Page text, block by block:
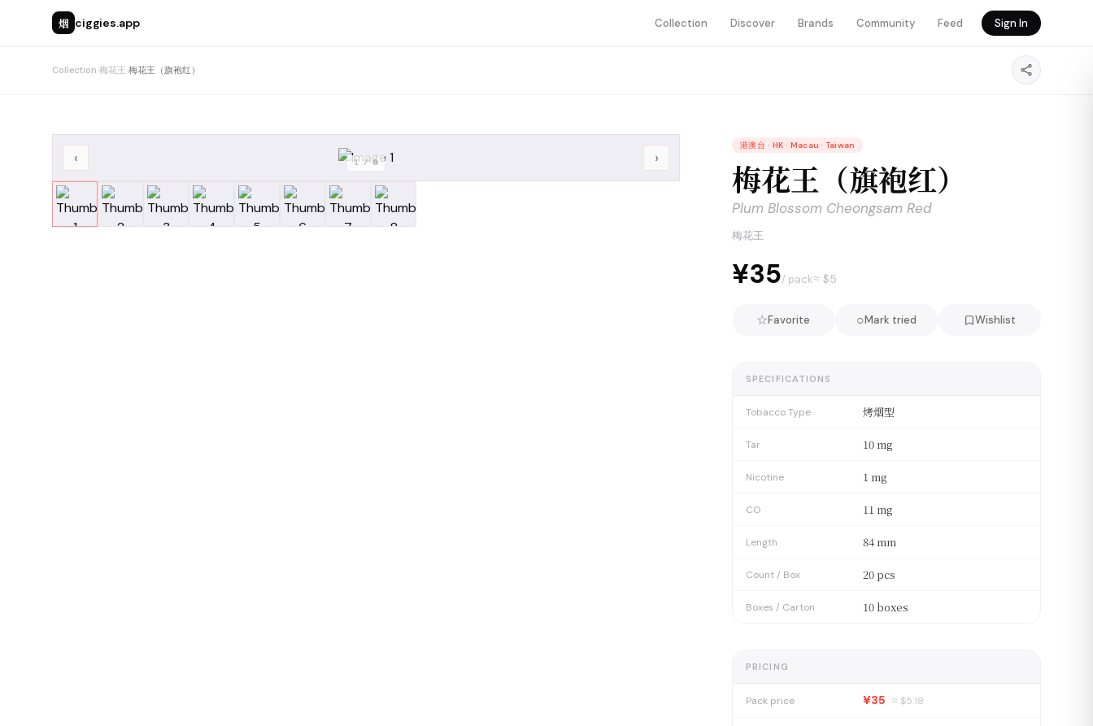
烟 ciggies.app Collection Discover Brands Community Feed Sign In
Collection›梅花王›梅花王（旗袍红）
‹ ›
1/8
港澳台 · HK · Macau · Taiwan
梅花王（旗袍红）
Plum Blossom Cheongsam Red
梅花王
¥35/ pack≈ $5
☆Favorite ○Mark tried Wishlist
SPECIFICATIONS
Tobacco Type 烤烟型
Tar 10 mg
Nicotine 1 mg
CO 11 mg
Length 84 mm
Count / Box 20 pcs
Boxes / Carton 10 boxes
PRICING
Pack price ¥35 ≈ $5.18